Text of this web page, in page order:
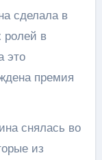
сделала в
ролей в
это
премия
снялась во
из